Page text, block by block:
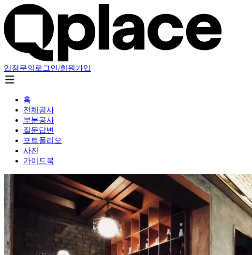
입점문의 로그인/회원가입
홈
전체공사
부분공사
질문답변
포트폴리오
사진
가이드북